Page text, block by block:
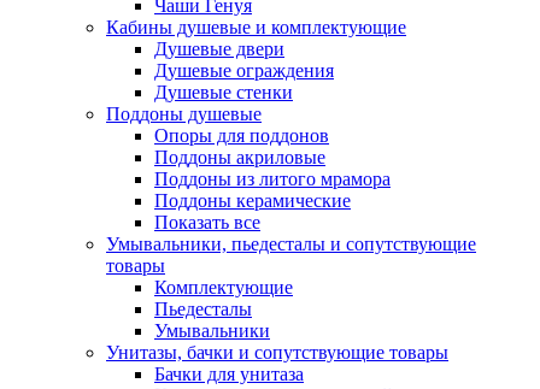
Чаши Генуя
Кабины душевые и комплектующие
Душевые двери
Душевые ограждения
Душевые стенки
Поддоны душевые
Опоры для поддонов
Поддоны акриловые
Поддоны из литого мрамора
Поддоны керамические
Показать все
Умывальники, пьедесталы и сопутствующие
товары
Комплектующие
Пьедесталы
Умывальники
Унитазы, бачки и сопутствующие товары
Бачки для унитаза